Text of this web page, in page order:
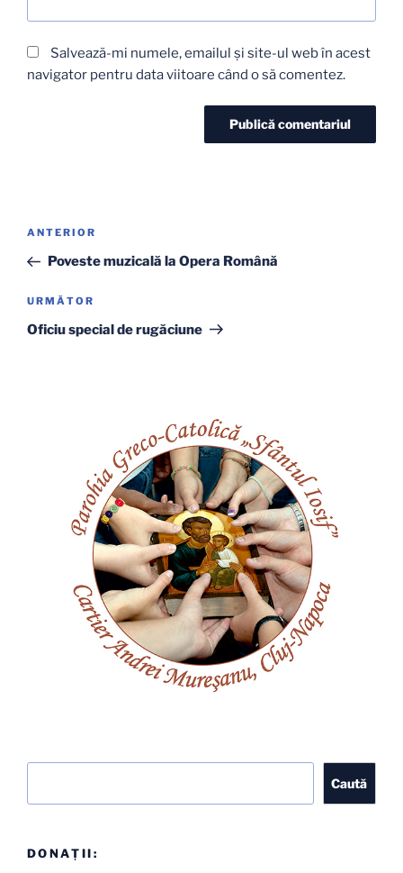
Salvează-mi numele, emailul și site-ul web în acest
navigator pentru data viitoare când o să comentez.
Navigare
articole
Articolul
anterior
ANTERIOR
Poveste muzicală la Opera Română
Articolul
următor
URMĂTOR
Oficiu special de rugăciune
Caută
DONAȚII: